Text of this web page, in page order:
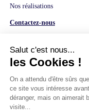
Nos réalisations
Contactez-nous
03 74 82 01 08
E-Mail:
hello@greenprintz.co
Adresse:
14 rue Guilleminot 60500